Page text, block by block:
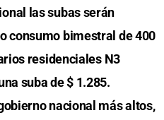
las subas serán
consumo bimestral de 400
residenciales N3
suba de $ 1.285.
nacional más altos,